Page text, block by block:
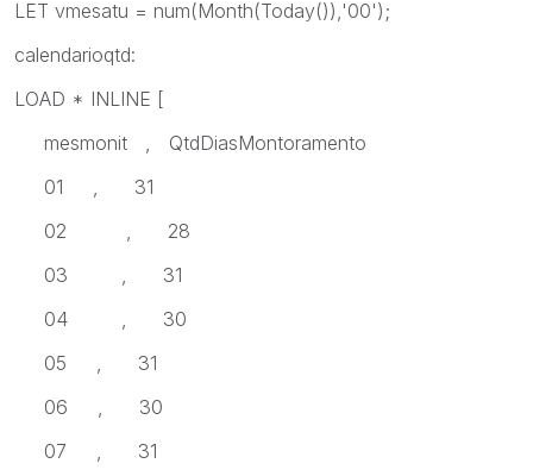
LET vmesatu = num(Month(Today()),'00');
calendarioqtd:
LOAD * INLINE [
mesmonit , QtdDiasMontoramento
01 , 31
02 , 28
03 , 31
04 , 30
05 , 31
06 , 30
07 , 31